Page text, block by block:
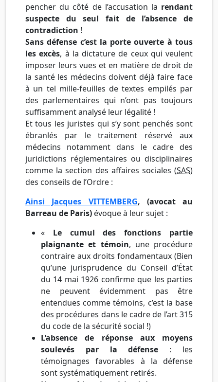
pencher du côté de l’accusation la rendant
suspecte du seul fait de l’absence de
contradiction !
Sans défense c’est la porte ouverte à tous
les excès, à la dictature de ceux qui veulent
imposer leurs vues et en matière de droit de
la santé les médecins doivent déjà faire face
à un tel mille-feuilles de textes empilés par
des parlementaires qui n’ont pas toujours
suffisamment analysé leur légalité !
Et tous les juristes qui s’y sont penchés sont
ébranlés par le traitement réservé aux
médecins notamment dans le cadre des
juridictions réglementaires ou disciplinaires
comme la section des affaires sociales (SAS)
des conseils de l’Ordre :
Ainsi Jacques VITTEMBERG, (avocat au
Barreau de Paris) évoque à leur sujet :
« Le cumul des fonctions partie
plaignante et témoin, une procédure
contraire aux droits fondamentaux (Bien
qu’une jurisprudence du Conseil d’État
du 14 mai 1926 confirme que les parties
ne peuvent évidemment pas être
entendues comme témoins, c’est la base
des procédures dans le cadre de l’art 315
du code de la sécurité social !)
L’absence de réponse aux moyens
soulevés par la défense : les
témoignages favorables à la défense
sont systématiquement retirés.